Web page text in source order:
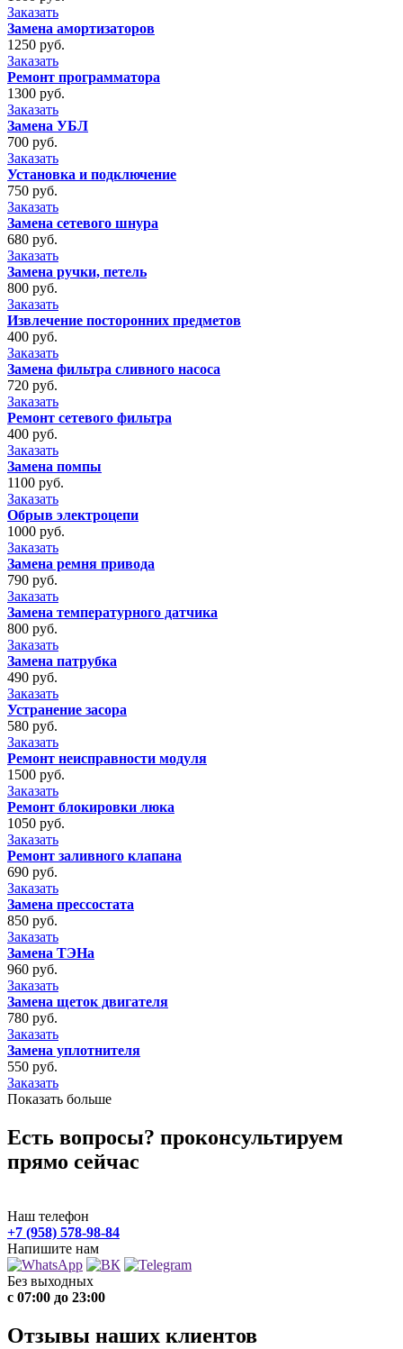
Заказать
Замена амортизаторов
1250 руб.
Заказать
Ремонт программатора
1300 руб.
Заказать
Замена УБЛ
700 руб.
Заказать
Установка и подключение
750 руб.
Заказать
Замена сетевого шнура
680 руб.
Заказать
Замена ручки, петель
800 руб.
Заказать
Извлечение посторонних предметов
400 руб.
Заказать
Замена фильтра сливного насоса
720 руб.
Заказать
Ремонт сетевого фильтра
400 руб.
Заказать
Замена помпы
1100 руб.
Заказать
Обрыв электроцепи
1000 руб.
Заказать
Замена ремня привода
790 руб.
Заказать
Замена температурного датчика
800 руб.
Заказать
Замена патрубка
490 руб.
Заказать
Устранение засора
580 руб.
Заказать
Ремонт неисправности модуля
1500 руб.
Заказать
Ремонт блокировки люка
1050 руб.
Заказать
Ремонт заливного клапана
690 руб.
Заказать
Замена прессостата
850 руб.
Заказать
Замена ТЭНа
960 руб.
Заказать
Замена щеток двигателя
780 руб.
Заказать
Замена уплотнителя
550 руб.
Заказать
Показать больше
Есть вопросы? проконсультируем
прямо сейчас
Наш телефон
+7 (958) 578-98-84
Напишите нам
Без выходных
с 07:00 до 23:00
Отзывы наших клиентов